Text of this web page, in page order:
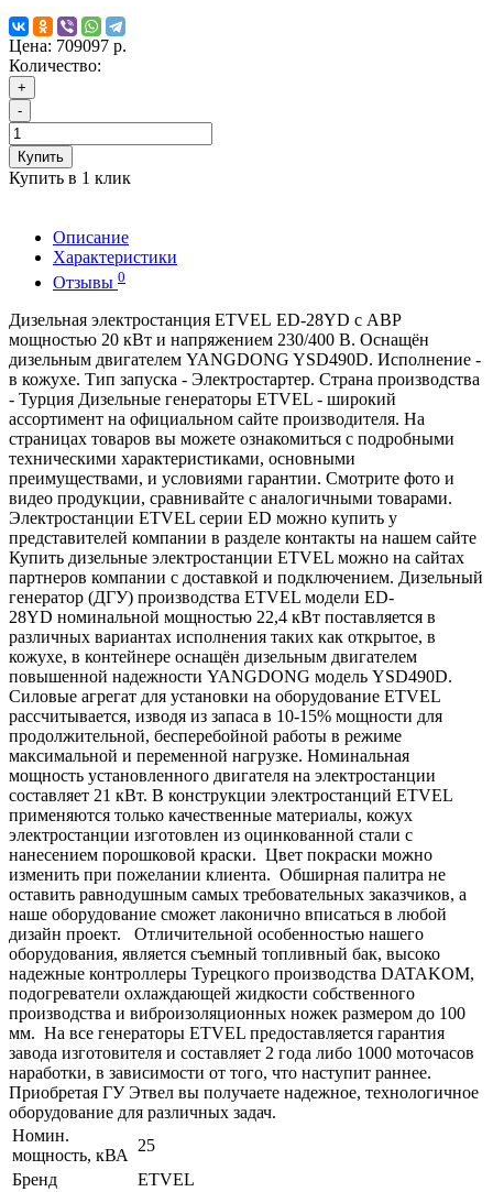
Цена: 709097 р.
Количество:
+
-
Купить
Купить в 1 клик
Описание
Характеристики
Отзывы 0
Дизельная электростанция ETVEL ED-28YD с АВР
мощностью 20 кВт и напряжением 230/400 В. Оснащён
дизельным двигателем YANGDONG YSD490D. Исполнение -
в кожухе. Тип запуска - Электростартер. Страна производства
- Турция Дизельные генераторы ETVEL - широкий
ассортимент на официальном сайте производителя. На
страницах товаров вы можете ознакомиться с подробными
техническими характеристиками, основными
преимуществами, и условиями гарантии. Смотрите фото и
видео продукции, сравнивайте с аналогичными товарами.
Электростанции ETVEL серии ED можно купить у
представителей компании в разделе контакты на нашем сайте
Купить дизельные электростанции ETVEL можно на сайтах
партнеров компании с доставкой и подключением. Дизельный
генератор (ДГУ) производства ETVEL модели ED-
28YD номинальной мощностью 22,4 кВт поставляется в
различных вариантах исполнения таких как открытое, в
кожухе, в контейнере оснащён дизельным двигателем
повышенной надежности YANGDONG модель YSD490D.
Силовые агрегат для установки на оборудование ETVEL
рассчитывается, изводя из запаса в 10-15% мощности для
продолжительной, бесперебойной работы в режиме
максимальной и переменной нагрузке. Номинальная
мощность установленного двигателя на электростанции
составляет 21 кВт. В конструкции электростанций ETVEL
применяются только качественные материалы, кожух
электростанции изготовлен из оцинкованной стали с
нанесением порошковой краски. Цвет покраски можно
изменить при пожелании клиента. Обширная палитра не
оставить равнодушным самых требовательных заказчиков, а
наше оборудование сможет лаконично вписаться в любой
дизайн проект. Отличительной особенностью нашего
оборудования, является съемный топливный бак, высоко
надежные контроллеры Турецкого производства DATAKOM,
подогреватели охлаждающей жидкости собственного
производства и виброизоляционных ножек размером до 100
мм. На все генераторы ETVEL предоставляется гарантия
завода изготовителя и составляет 2 года либо 1000 моточасов
наработки, в зависимости от того, что наступит раннее.
Приобретая ГУ Этвел вы получаете надежное, технологичное
оборудование для различных задач.
Номин.
мощность, кВА
25
Бренд
ETVEL